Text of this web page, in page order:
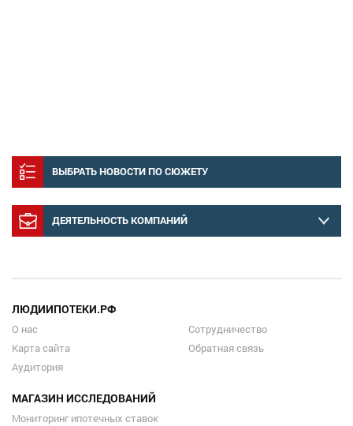
ВЫБРАТЬ НОВОСТИ ПО СЮЖЕТУ
ДЕЯТЕЛЬНОСТЬ КОМПАНИЙ
ЛЮДИИПОТЕКИ.РФ
О нас
Карта сайта
Аудитория
Сотрудничество
Обратная связь
МАГАЗИН ИССЛЕДОВАНИЙ
Мониторинг ипотечных ставок